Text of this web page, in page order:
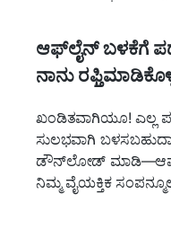
ಆಫ್‌ಲೈನ್ ಬಳಕೆಗೆ
ನಾನು
ಖಂಡಿತವಾಗಿಯೂ! ಎಲ್ಲ
ಸುಲಭವಾಗಿ
ಡೌನ್‌ಲೋಡ್
ನಿಮ್ಮ ವೈಯಕ್ತಿಕ